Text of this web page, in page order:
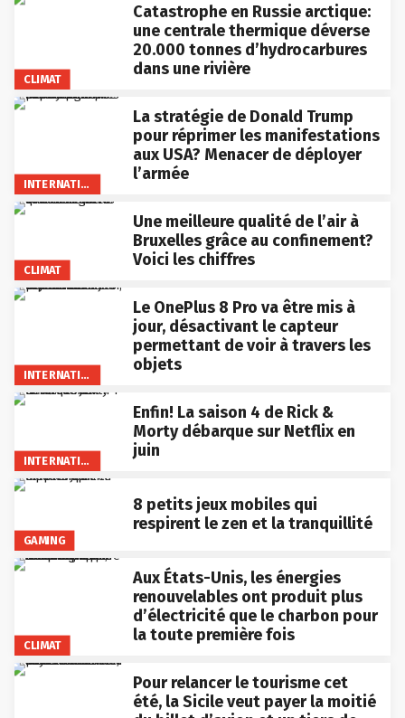
CLIMAT
Catastrophe en Russie arctique:
une centrale thermique déverse
20.000 tonnes d’hydrocarbures
dans une rivière
INTERNATIONAL
La stratégie de Donald Trump
pour réprimer les manifestations
aux USA? Menacer de déployer
l’armée
CLIMAT
Une meilleure qualité de l’air à
Bruxelles grâce au confinement?
Voici les chiffres
INTERNATIONAL
Le OnePlus 8 Pro va être mis à
jour, désactivant le capteur
permettant de voir à travers les
objets
INTERNATIONAL
Enfin! La saison 4 de Rick &
Morty débarque sur Netflix en
juin
GAMING
8 petits jeux mobiles qui
respirent le zen et la tranquillité
CLIMAT
Aux États-Unis, les énergies
renouvelables ont produit plus
d’électricité que le charbon pour
la toute première fois
Pour relancer le tourisme cet
été, la Sicile veut payer la moitié